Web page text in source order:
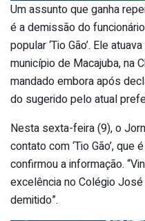
Um assunto que ganha
é a demissão do
popular ‘Tio Gão’. Ele
município de Macajuba, na
mandado embora após
do sugerido pelo atual
Nesta sexta-feira (9), o
contato com ‘Tio Gão’,
confirmou a informação.
excelência no Colégio
demitido”.